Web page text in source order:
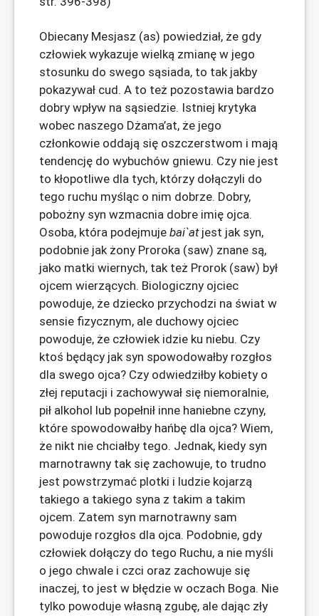
Obiecany Mesjasz (as) powiedział, że gdy
człowiek wykazuje wielką zmianę w jego
stosunku do swego sąsiada, to tak jakby
pokazywał cud. A to też pozostawia bardzo
dobry wpływ na sąsiedzie. Istniej krytyka
wobec naszego Dżama’at, że jego
członkowie oddają się oszczerstwom i mają
tendencję do wybuchów gniewu. Czy nie jest
to kłopotliwe dla tych, którzy dołączyli do
tego ruchu myśląc o nim dobrze. Dobry,
pobożny syn wzmacnia dobre imię ojca.
Osoba, która podejmuje bai`atjest jak syn,
podobnie jak żony Proroka (saw) znane są,
jako matki wiernych, tak też Prorok (saw) był
ojcem wierzących. Biologiczny ojciec
powoduje, że dziecko przychodzi na świat w
sensie fizycznym, ale duchowy ojciec
powoduje, że człowiek idzie ku niebu. Czy
ktoś będący jak syn spowodowałby rozgłos
dla swego ojca? Czy odwiedziłby kobiety o
złej reputacji i zachowywał się niemoralnie,
pił alkohol lub popełnił inne haniebne czyny,
które spowodowałby hańbę dla ojca? Wiem,
że nikt nie chciałby tego. Jednak, kiedy syn
marnotrawny tak się zachowuje, to trudno
jest powstrzymać plotki i ludzie kojarzą
takiego a takiego syna z takim a takim
ojcem. Zatem syn marnotrawny sam
powoduje rozgłos dla ojca. Podobnie, gdy
człowiek dołączy do tego Ruchu, a nie myśli
o jego chwale i czci oraz zachowuje się
inaczej, to jest w błędzie w oczach Boga. Nie
tylko powoduje własną zgubę, ale dając zły